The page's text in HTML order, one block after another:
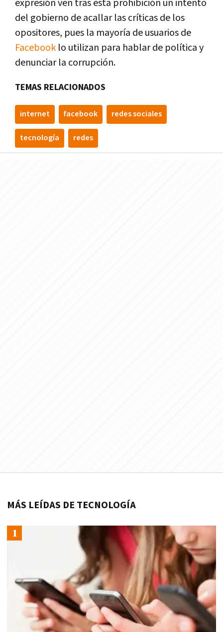
expresión ven tras esta prohibición un intento
del gobierno de acallar las crí­ticas de los
opositores, pues la mayorí­a de usuarios de
Facebook lo utilizan para hablar de polí­tica y
denunciar la corrupción.
TEMAS RELACIONADOS
internet facebook redes sociales
tecnologí­a redes
MÁS LEÍDAS DE TECNOLOGÍA